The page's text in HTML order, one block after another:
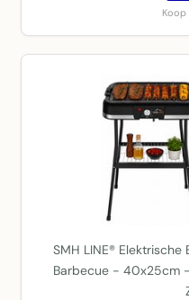
Koop
SMH LINE®
Barbecue - 40x25cm